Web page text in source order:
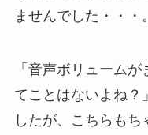
ませんでした・・・。
「音声ボリューム
てことはないよね？
したが、こちらもち